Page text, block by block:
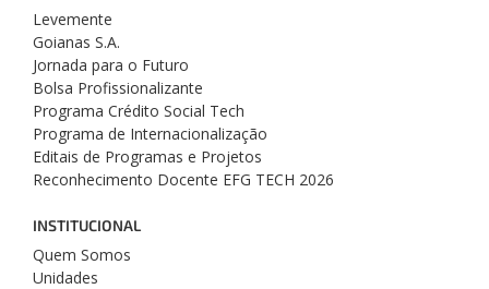
Levemente
Goianas S.A.
Jornada para o Futuro
Bolsa Profissionalizante
Programa Crédito Social Tech
Programa de Internacionalização
Editais de Programas e Projetos
Reconhecimento Docente EFG TECH 2026
INSTITUCIONAL
Quem Somos
Unidades